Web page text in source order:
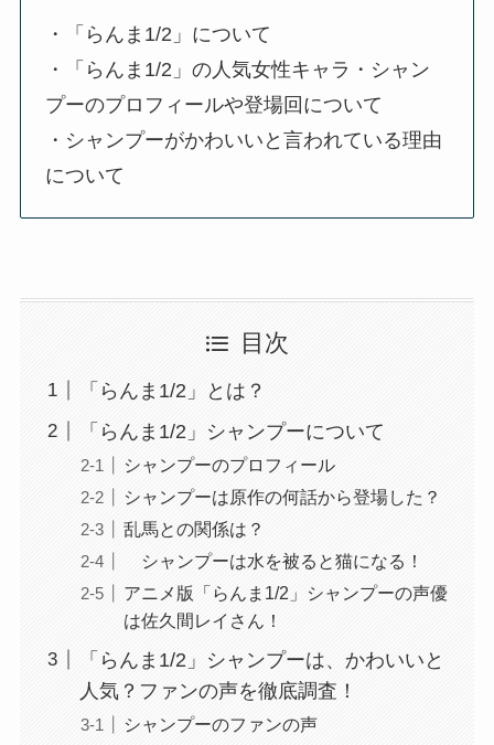
・「らんま1/2」について
・「らんま1/2」の人気女性キャラ・シャン
プーのプロフィールや登場回について
・シャンプーがかわいいと言われている理由
について
目次
「らんま1/2」とは？
「らんま1/2」シャンプーについて
シャンプーのプロフィール
シャンプーは原作の何話から登場した？
乱馬との関係は？
シャンプーは水を被ると猫になる！
アニメ版「らんま1/2」シャンプーの声優
は佐久間レイさん！
「らんま1/2」シャンプーは、かわいいと
人気？ファンの声を徹底調査！
シャンプーのファンの声